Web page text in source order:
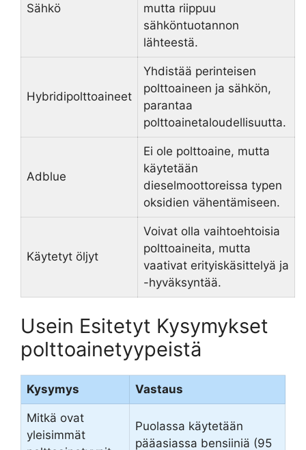
Sähkö
mutta riippuu
sähköntuotannon
lähteestä.
Hybridipolttoaineet
Yhdistää perinteisen
polttoaineen ja sähkön,
parantaa
polttoainetaloudellisuutta.
Adblue
Ei ole polttoaine, mutta
käytetään
dieselmoottoreissa typen
oksidien vähentämiseen.
Käytetyt öljyt
Voivat olla vaihtoehtoisia
polttoaineita, mutta
vaativat erityiskäsittelyä ja
-hyväksyntää.
Usein Esitetyt Kysymykset
polttoainetyypeistä
Kysymys Vastaus
Mitkä ovat
yleisimmät
Puolassa käytetään
pääasiassa bensiiniä (95